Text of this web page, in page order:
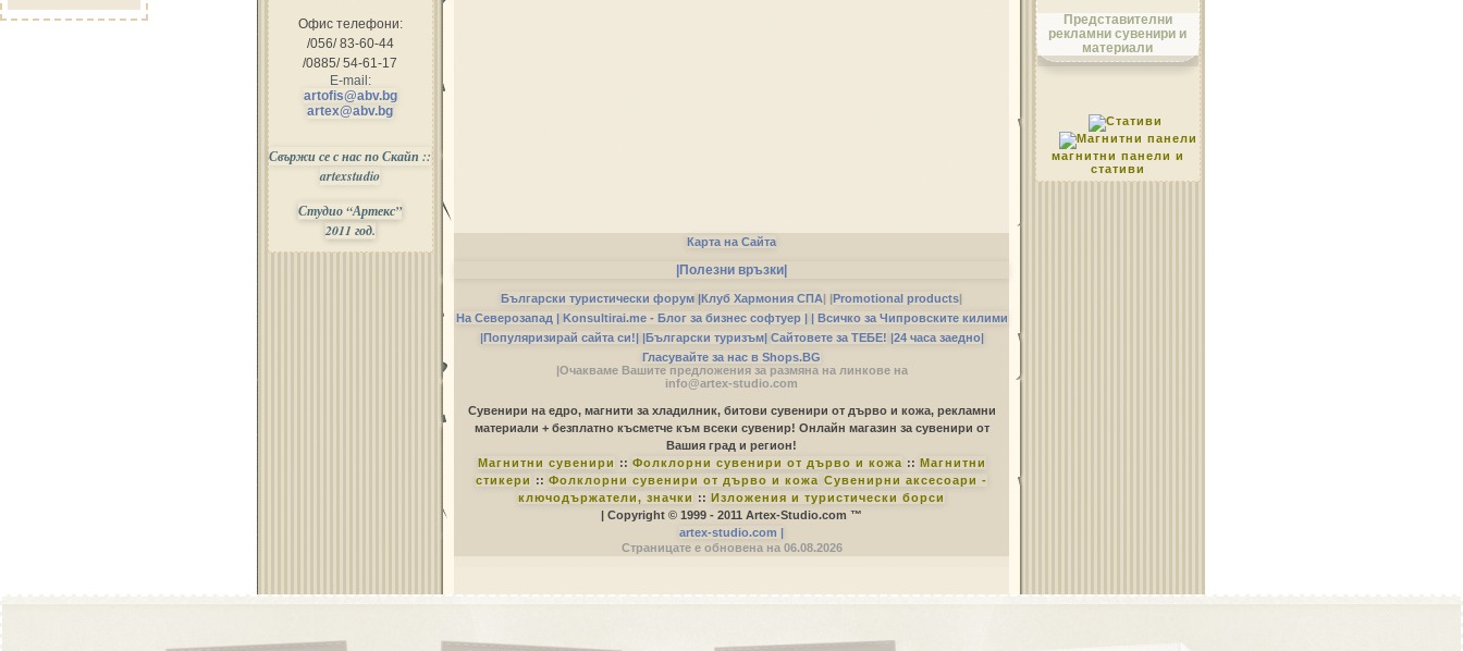
Офис телефони:
/056/ 83-60-44
/0885/ 54-61-17
E-mail:
artofis@abv.bg
artex@abv.bg
Свържи се с нас по Скайп ::
artexstudio
Студио “Артекс”
2011 год.
Област Пазарджик
Представителни
рекламни сувенири и
материали
магнитни панели и
стативи
Карта на Сайта
|Полезни връзки|
Български туристически форум |Клуб Хармония СПА| |Promotional products|
На Северозапад | Konsultirai.me - Блог за бизнес софтуер | | Всичко за Чипровските килими
|Популяризирай сайта си!| |Български туризъм| Сайтовете за ТЕБЕ! |24 часа заедно|
Гласувайте за нас в Shops.BG
|Очакваме Вашите предложения за размяна на линкове на
info@artex-studio.com
Сувенири на едро, магнити за хладилник, битови сувенири от дърво и кожа, рекламни
материали + безплатно късметче към всеки сувенир! Онлайн магазин за сувенири от
Вашия град и регион!
Магнитни сувенири :: Фолклорни сувенири от дърво и кожа :: Магнитни
стикери :: Фолклорни сувенири от дърво и кожа Сувенирни аксесоари -
ключодържатели, значки :: Изложения и туристически борси
| Copyright © 1999 - 2011 Artex-Studio.com ™
artex-studio.com |
Страницате е обновена на 06.08.2026